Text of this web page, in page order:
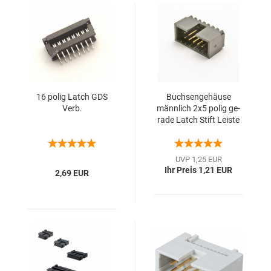
16 polig Latch GDS
Verb.
2,69 EUR
Buch­sen­ge­häu­se
männ­lich 2x5 polig ge­
ra­de Latch Stift Leis­te
UVP 1,25 EUR
Ihr Preis 1,21 EUR